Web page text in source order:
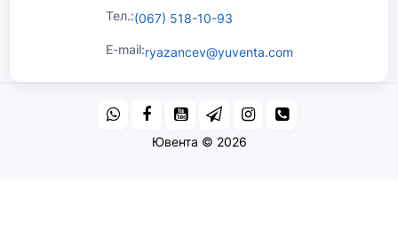
Тел.:(067) 518-10-93
E-mail:ryazancev@yuventa.com
Ювента © 2026